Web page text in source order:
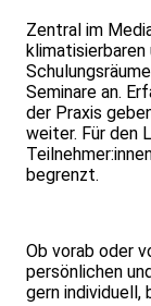
Zentral im
Seminare an.
der Praxis
weiter. Für den
begrenzt.
Ob vorab oder
persönlichen
gern individuell,